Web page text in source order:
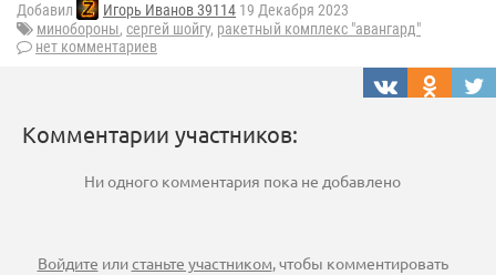
Добавил Игорь Иванов 39114 19 Декабря 2023
минобороны, сергей шойгу, ракетный комплекс "авангард"
нет комментариев
Комментарии участников:
Ни одного комментария пока не добавлено
Войдите илистаньте участником, чтобы комментировать